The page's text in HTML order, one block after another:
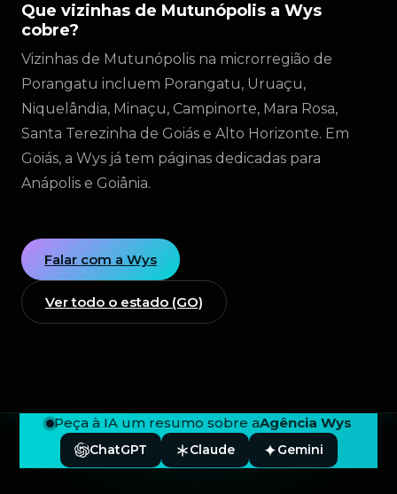
Que vizinhas de Mutunópolis a Wys
cobre?
Vizinhas de Mutunópolis na microrregião de
Porangatu incluem Porangatu, Uruaçu,
Niquelândia, Minaçu, Campinorte, Mara Rosa,
Santa Terezinha de Goiás e Alto Horizonte. Em
Goiás, a Wys já tem páginas dedicadas para
Anápolis e Goiânia.
Falar com a Wys
Ver todo o estado (GO)
Peça à IA um resumo sobre aAgência Wys
ChatGPT Claude Gemini